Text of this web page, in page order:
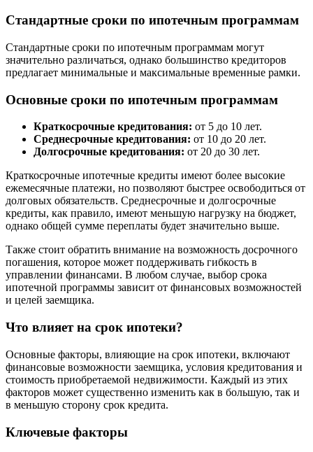
Стандартные сроки по ипотечным программам
Стандартные сроки по ипотечным программам могут
значительно различаться, однако большинство кредиторов
предлагает минимальные и максимальные временные рамки.
Основные сроки по ипотечным программам
Краткосрочные кредитования: от 5 до 10 лет.
Среднесрочные кредитования: от 10 до 20 лет.
Долгосрочные кредитования: от 20 до 30 лет.
Краткосрочные ипотечные кредиты имеют более высокие
ежемесячные платежи, но позволяют быстрее освободиться от
долговых обязательств. Среднесрочные и долгосрочные
кредиты, как правило, имеют меньшую нагрузку на бюджет,
однако общей сумме переплаты будет значительно выше.
Также стоит обратить внимание на возможность досрочного
погашения, которое может поддерживать гибкость в
управлении финансами. В любом случае, выбор срока
ипотечной программы зависит от финансовых возможностей
и целей заемщика.
Что влияет на срок ипотеки?
Основные факторы, влияющие на срок ипотеки, включают
финансовые возможности заемщика, условия кредитования и
стоимость приобретаемой недвижимости. Каждый из этих
факторов может существенно изменить как в большую, так и
в меньшую сторону срок кредита.
Ключевые факторы